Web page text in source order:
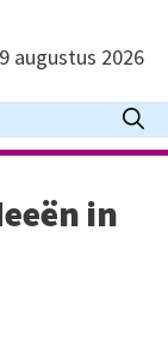
9 augustus 2026
in